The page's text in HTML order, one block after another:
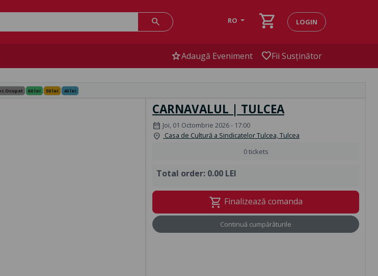
search RO shopping_cart LOGIN
starAdaugă Eveniment favoriteFii Susținător
Ocupat 60 lei 50 lei 40 lei
CARNAVALUL | TULCEA
calendar_month Joi, 01 Octombrie 2026 - 17:00
location_on Casa de Cultură a Sindicatelor Tulcea, Tulcea
0 tickets
Total order: 0.00 LEI
shopping_cart Finalizează comanda
Continuă cumpărăturile